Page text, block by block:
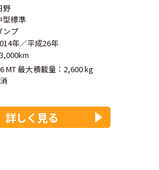
野
型標準
ンプ
年／平成26年
MT最大積載量：2,600 kg
詳しく見る